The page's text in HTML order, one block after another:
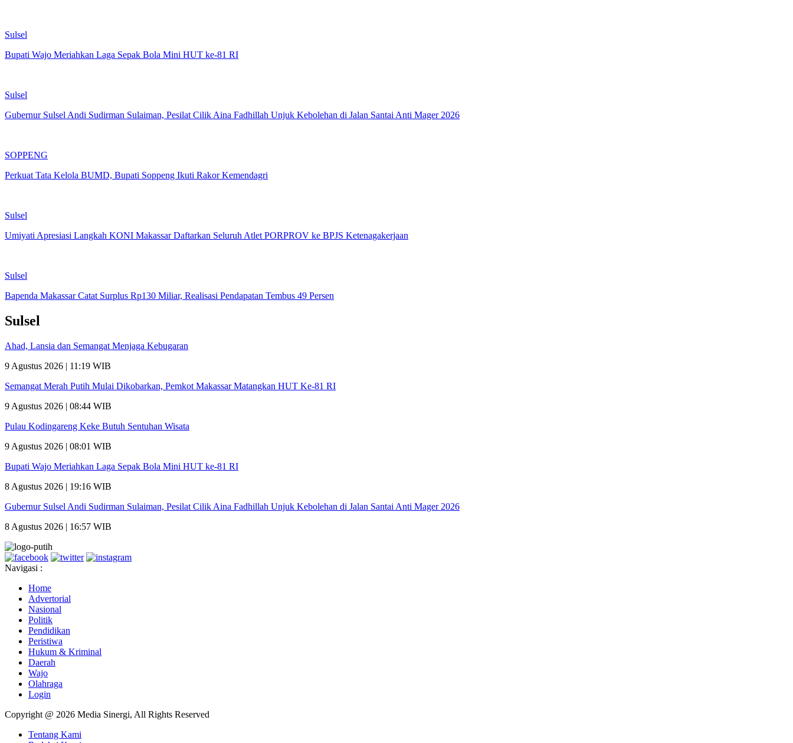
Sulsel
Bupati Wajo Meriahkan Laga Sepak Bola Mini HUT ke-81 RI
Sulsel
Gubernur Sulsel Andi Sudirman Sulaiman, Pesilat Cilik Aina Fadhillah Unjuk Kebolehan di Jalan Santai Anti Mager 2026
SOPPENG
Perkuat Tata Kelola BUMD, Bupati Soppeng Ikuti Rakor Kemendagri
Sulsel
Umiyati Apresiasi Langkah KONI Makassar Daftarkan Seluruh Atlet PORPROV ke BPJS Ketenagakerjaan
Sulsel
Bapenda Makassar Catat Surplus Rp130 Miliar, Realisasi Pendapatan Tembus 49 Persen
Sulsel
Ahad, Lansia dan Semangat Menjaga Kebugaran
9 Agustus 2026 | 11:19 WIB
Semangat Merah Putih Mulai Dikobarkan, Pemkot Makassar Matangkan HUT Ke-81 RI
9 Agustus 2026 | 08:44 WIB
Pulau Kodingareng Keke Butuh Sentuhan Wisata
9 Agustus 2026 | 08:01 WIB
Bupati Wajo Meriahkan Laga Sepak Bola Mini HUT ke-81 RI
8 Agustus 2026 | 19:16 WIB
Gubernur Sulsel Andi Sudirman Sulaiman, Pesilat Cilik Aina Fadhillah Unjuk Kebolehan di Jalan Santai Anti Mager 2026
8 Agustus 2026 | 16:57 WIB
Navigasi :
Home
Advertorial
Nasional
Politik
Pendidikan
Peristiwa
Hukum & Kriminal
Daerah
Wajo
Olahraga
Login
Copyright @ 2026 Media Sinergi, All Rights Reserved
Tentang Kami